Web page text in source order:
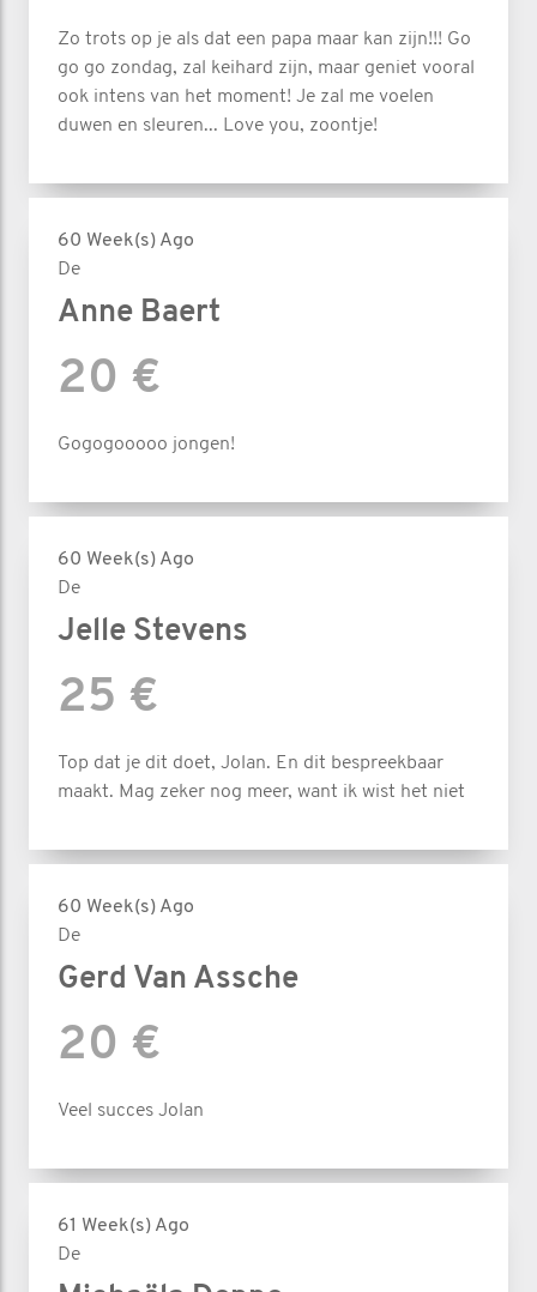
Zo trots op je als dat een papa maar kan zijn!!! Go
go go zondag, zal keihard zijn, maar geniet vooral
ook intens van het moment! Je zal me voelen
duwen en sleuren... Love you, zoontje!
60 Week(s) Ago
De
Anne Baert
20 €
Gogogooooo jongen!
60 Week(s) Ago
De
Jelle Stevens
25 €
Top dat je dit doet, Jolan. En dit bespreekbaar
maakt. Mag zeker nog meer, want ik wist het niet
60 Week(s) Ago
De
Gerd Van Assche
20 €
Veel succes Jolan
61 Week(s) Ago
De